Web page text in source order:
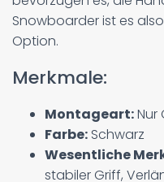
Snowboarder ist es
Option.
Merkmale:
Montageart:Nur
Farbe: Schwarz
Wesentliche
stabiler Griff,